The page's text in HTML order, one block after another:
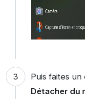
Puis faites
Détacher du